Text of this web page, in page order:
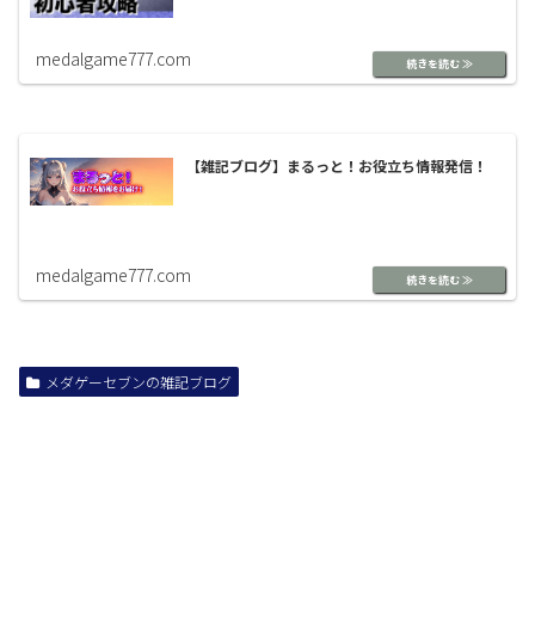
medalgame777.com
【雑記ブログ】まるっと！お役立ち情報発信！
medalgame777.com
メダゲーセブンの雑記ブログ